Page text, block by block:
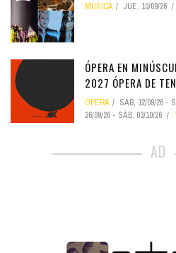
MÚSICA JUE, 10/09/26
ÓPERA EN
2027 ÓPERA DE
ÓPERA SÁB, 12/09/26 -
26/09/26 - SÁB, 03/10/26
AD